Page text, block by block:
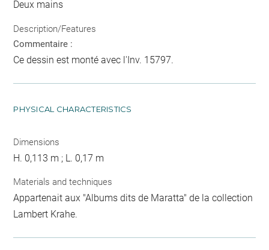
Deux mains
Description/Features
Commentaire :
Ce dessin est monté avec l'Inv. 15797.
PHYSICAL CHARACTERISTICS
Dimensions
H. 0,113 m ; L. 0,17 m
Materials and techniques
Appartenait aux "Albums dits de Maratta" de la collection
Lambert Krahe.